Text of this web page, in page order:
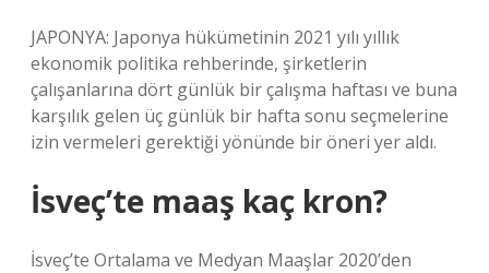
JAPONYA: Japonya hükümetinin 2021 yılı yıllık
ekonomik politika rehberinde, şirketlerin
çalışanlarına dört günlük bir çalışma haftası ve buna
karşılık gelen üç günlük bir hafta sonu seçmelerine
izin vermeleri gerektiği yönünde bir öneri yer aldı.
İsveç’te maaş kaç kron?
İsveç’te Ortalama ve Medyan Maaşlar 2020’den